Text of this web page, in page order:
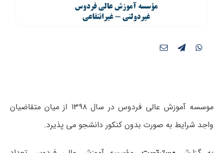
موسسه آموزش عالی فردوس در سال ۱۳۹۸ از میان متقاضیان
واجد شرایط به صورت بدون کنکور دانشجو می پذیرد.